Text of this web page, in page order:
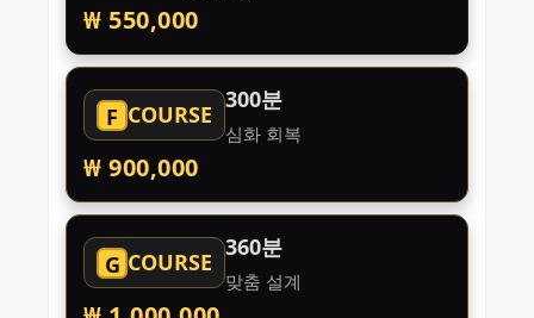
₩ 550,000
F COURSE
300분
심화 회복
₩ 900,000
G COURSE
360분
맞춤 설계